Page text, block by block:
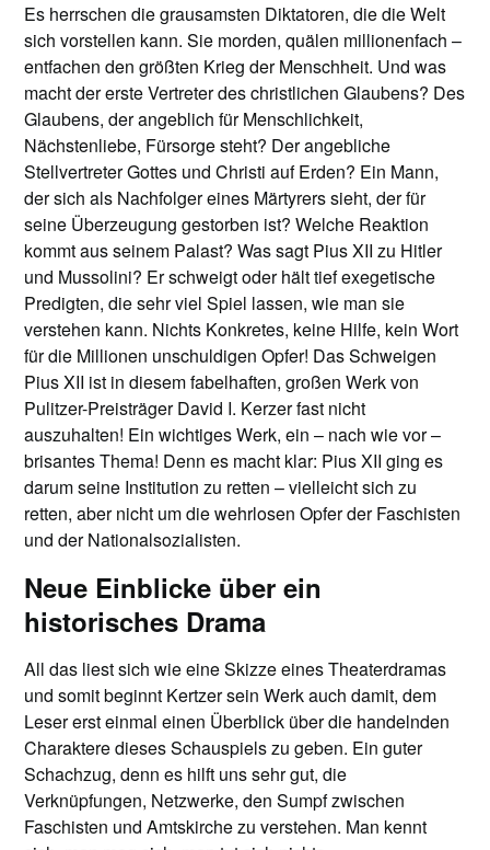
Es herrschen die grausamsten Diktatoren, die die Welt
sich vorstellen kann. Sie morden, quälen millionenfach –
entfachen den größten Krieg der Menschheit. Und was
macht der erste Vertreter des christlichen Glaubens? Des
Glaubens, der angeblich für Menschlichkeit,
Nächstenliebe, Fürsorge steht? Der angebliche
Stellvertreter Gottes und Christi auf Erden? Ein Mann,
der sich als Nachfolger eines Märtyrers sieht, der für
seine Überzeugung gestorben ist? Welche Reaktion
kommt aus seinem Palast? Was sagt Pius XII zu Hitler
und Mussolini? Er schweigt oder hält tief exegetische
Predigten, die sehr viel Spiel lassen, wie man sie
verstehen kann. Nichts Konkretes, keine Hilfe, kein Wort
für die Millionen unschuldigen Opfer! Das Schweigen
Pius XII ist in diesem fabelhaften, großen Werk von
Pulitzer-Preisträger David I. Kerzer fast nicht
auszuhalten! Ein wichtiges Werk, ein – nach wie vor –
brisantes Thema! Denn es macht klar: Pius XII ging es
darum seine Institution zu retten – vielleicht sich zu
retten, aber nicht um die wehrlosen Opfer der Faschisten
und der Nationalsozialisten.
Neue Einblicke über ein
historisches Drama
All das liest sich wie eine Skizze eines Theaterdramas
und somit beginnt Kertzer sein Werk auch damit, dem
Leser erst einmal einen Überblick über die handelnden
Charaktere dieses Schauspiels zu geben. Ein guter
Schachzug, denn es hilft uns sehr gut, die
Verknüpfungen, Netzwerke, den Sumpf zwischen
Faschisten und Amtskirche zu verstehen. Man kennt